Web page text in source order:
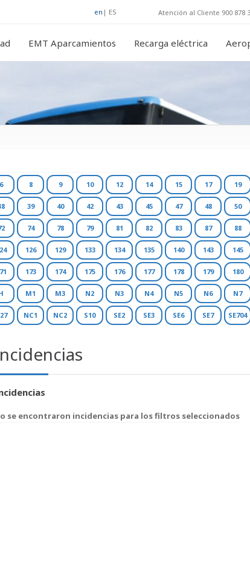
en | ES Atención al Cliente 900 878
EMT Aparcamientos Recarga eléctrica
6 8 9 10 12 14 15 17 19
39 40 42 43 45 47 48 50
74 78 79 81 82 83 87 88
126 129 133 134 135 140 143 145
173 174 175 176 177 178 179 180
M1 M3 N2 N3 N4 N5 N6 N7
NC1 NC2 S10 SE2 SE3 SE6 SE7 SE704
se encontraron incidencias para los filtros seleccionados